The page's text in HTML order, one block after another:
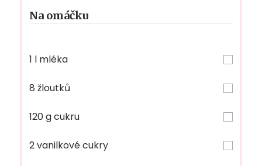
Na omáčku
1 l mléka
8 žloutků
120 g cukru
2 vanilkové cukry